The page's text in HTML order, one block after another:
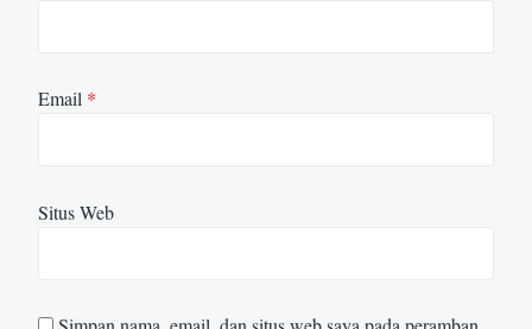
Email *
Situs Web